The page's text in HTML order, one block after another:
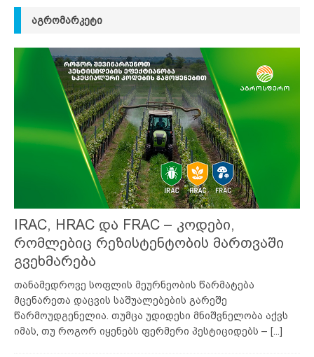
ᲐᲒᲠᲝᲛᲐᲠᲙᲔᲢᲘ
IRAC, HRAC და FRAC – კოდები,
რომლებიც რეზისტენტობის მართვაში
გვეხმარება
თანამედროვე სოფლის მეურნეობის წარმატება
მცენარეთა დაცვის საშუალებების გარეშე
წარმოუდგენელია. თუმცა უდიდესი მნიშვნელობა აქვს
იმას, თუ როგორ იყენებს ფერმერი პესტიციდებს – [...]